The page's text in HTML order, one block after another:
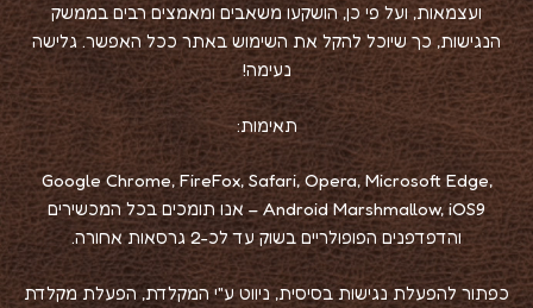
ועצמאות, ועל פי כן, הושקעו משאבים ומאמצים רבים בממשק
הנגישות, כך שיוכל להקל את השימוש באתר ככל האפשר. גלישה
נעימה!
תאימות:
Google Chrome, FireFox, Safari, Opera, Microsoft Edge,
Android Marshmallow, iOS9 – אנו תומכים בכל המכשירים
והדפדפנים הפופולריים בשוק עד לכ-2 גרסאות אחורה.
כפתור להפעלת נגישות בסיסית, ניווט ע"י המקלדת, הפעלת מקלדת